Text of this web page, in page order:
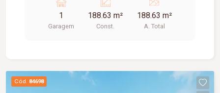
espaço prático, bem estruturado e pronto para
receber clientes. O empreendimento oferece uma
completa infraestrutura compartilhada, contando
comodidade e autonomia para as operações do
dia a dia. Conta ainda com estacionamento
1
Garagem
188.63 m²
Const.
188.63 m²
A. Total
Cód. 84698